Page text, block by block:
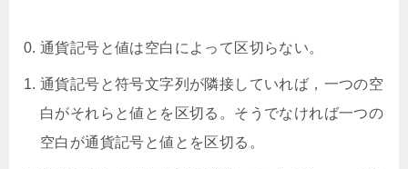
通貨記号と値は空白によって区切らない。
通貨記号と符号文字列が隣接していれば，一つの空
白がそれらと値とを区切る。そうでなければ一つの
空白が通貨記号と値とを区切る。